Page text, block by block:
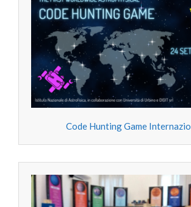
Code Hunting Game